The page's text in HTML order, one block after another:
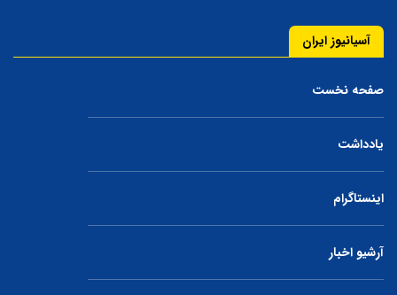
آسیانیوز ایران
صفحه نخست
یادداشت
اینستاگرام
آرشیو اخبار